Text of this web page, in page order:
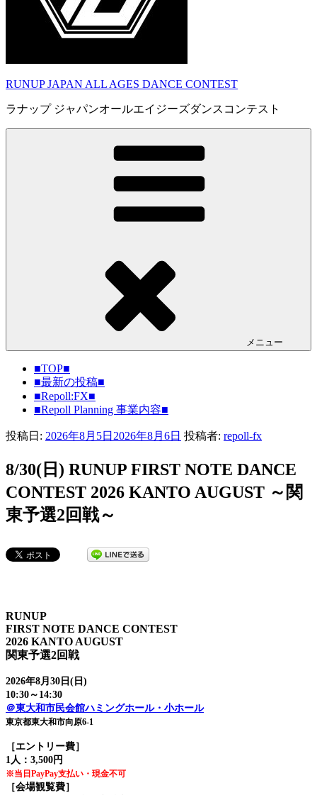
RUNUP JAPAN ALL AGES DANCE CONTEST
ラナップ ジャパンオールエイジーズダンスコンテスト
メニュー
■TOP■
■最新の投稿■
■Repoll:FX■
■Repoll Planning 事業内容■
投稿日: 2026年8月5日 2026年8月6日 投稿者: repoll-fx
8/30(日) RUNUP FIRST NOTE DANCE
CONTEST 2026 KANTO AUGUST ～関
東予選2回戦～
RUNUP
FIRST NOTE DANCE CONTEST
2026 KANTO AUGUST
関東予選2回戦
2026年8月30日(日)
10:30～14:30
＠東大和市民会館ハミングホール・小ホール
東京都東大和市向原6-1
［エントリー費］
1人：3,500円
※当日PayPay支払い・現金不可
［会場観覧費］